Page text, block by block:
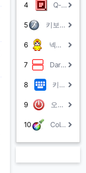
4 Q-Dir
5 키보드 테스트 프로그램 by 아리엘
6 넥스트모니터
7 DarkNamer
8 키트윅
9 오토오프
10 Color Cop